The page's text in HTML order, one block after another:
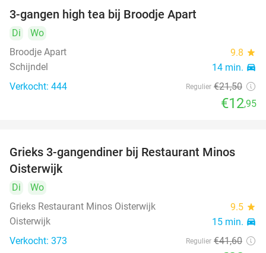
3-gangen high tea bij Broodje Apart
Di
Wo
Broodje Apart
9.8 star
Schijndel 14 min. directions_car
Verkocht: 444 Regulier €21,50
€12,95
30%
Grieks 3-gangendiner bij Restaurant Minos
Oisterwijk
Di
Wo
Grieks Restaurant Minos Oisterwijk
9.5 star
Oisterwijk 15 min. directions_car
Verkocht: 373 Regulier €41,60